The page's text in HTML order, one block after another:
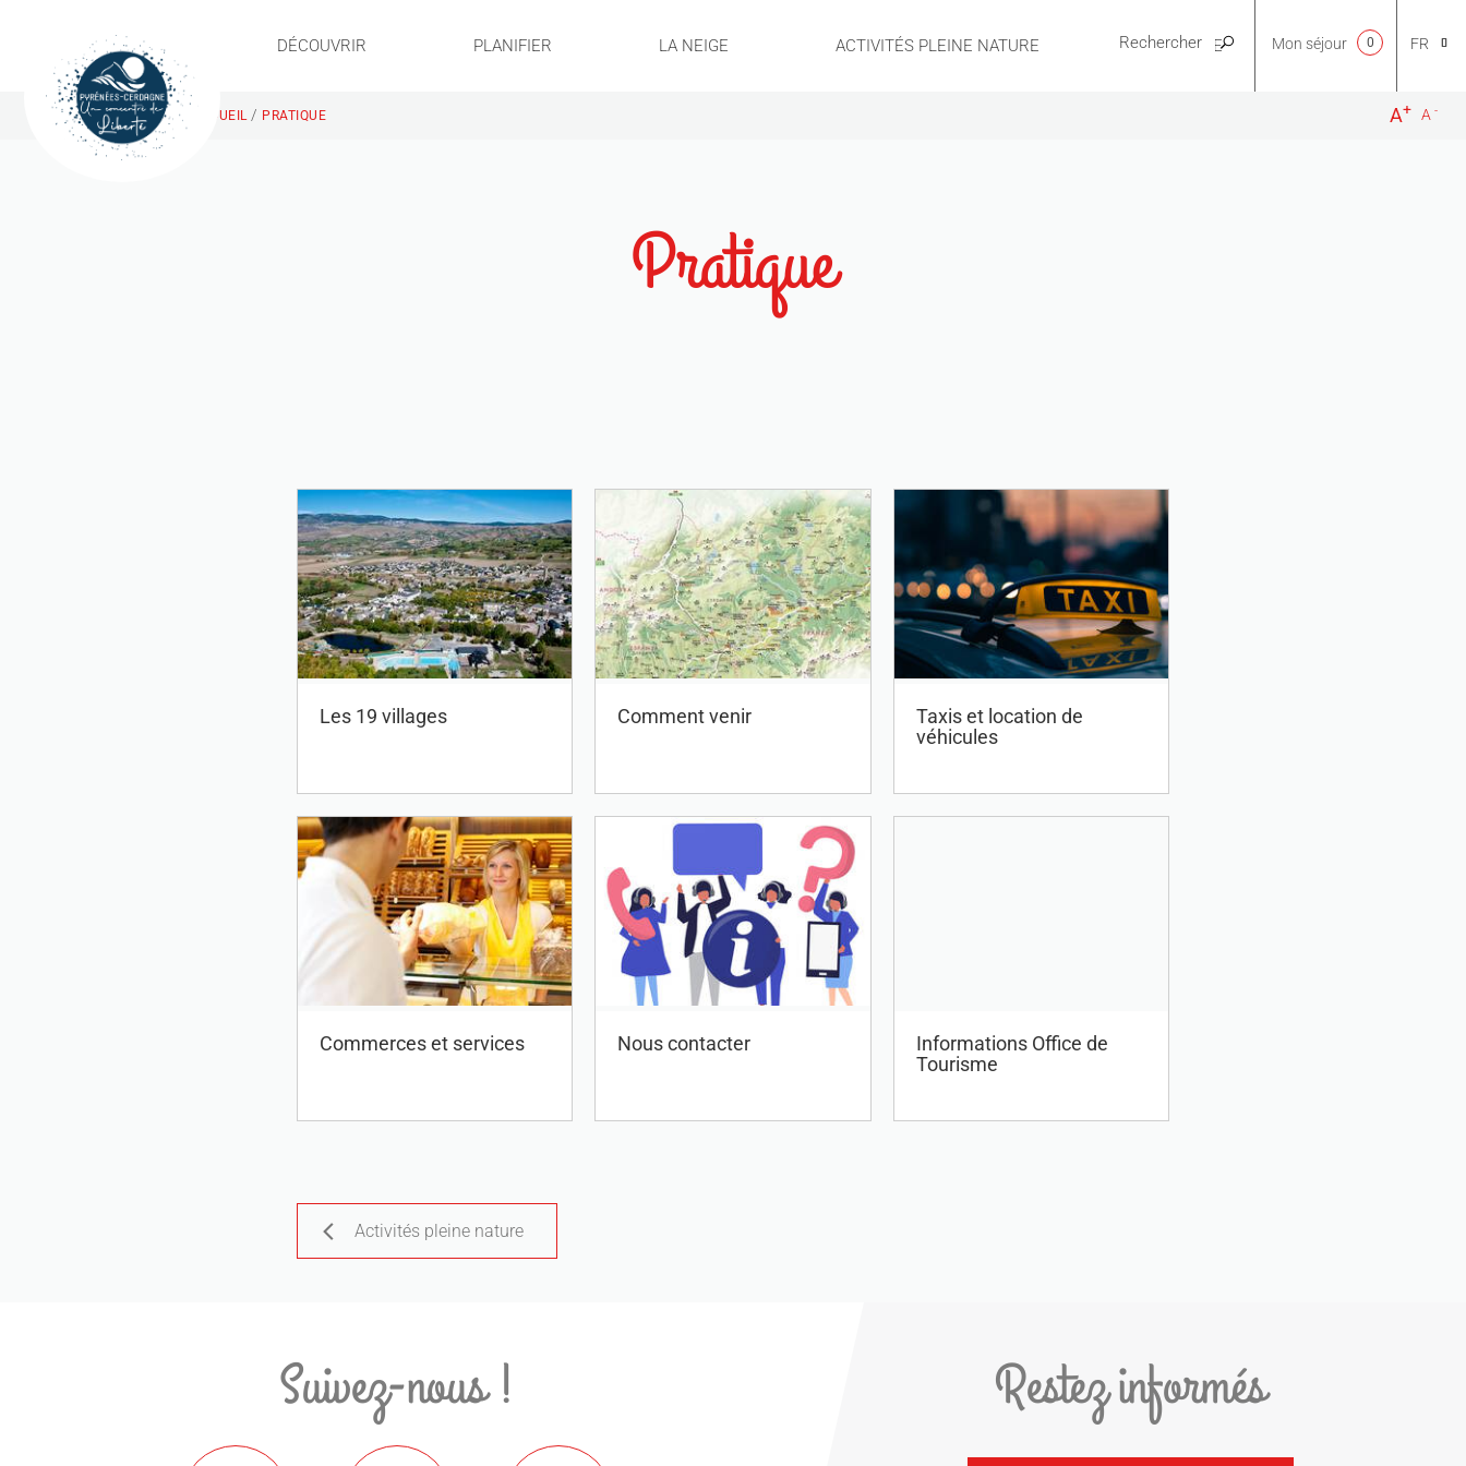
DÉCOUVRIR PLANIFIER LA NEIGE ACTIVITÉS PLEINE NATURE PRATIQUE FR
Mon séjour 0
-
A
+
A
ACCUEIL/ PRATIQUE
Pratique
Les 19 villages Comment venir
Taxis et location de
véhicules
Commerces et services Nous contacter
Informations Office de
Tourisme
Activités pleine nature
Suivez-nous ! Restez informés